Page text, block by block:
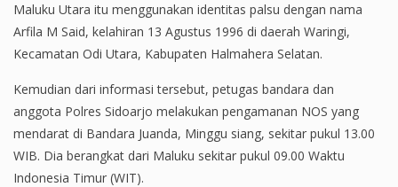
Maluku Utara itu menggunakan identitas palsu dengan nama
Arfila M Said, kelahiran 13 Agustus 1996 di daerah Waringi,
Kecamatan Odi Utara, Kabupaten Halmahera Selatan.
Kemudian dari informasi tersebut, petugas bandara dan
anggota Polres Sidoarjo melakukan pengamanan NOS yang
mendarat di Bandara Juanda, Minggu siang, sekitar pukul 13.00
WIB. Dia berangkat dari Maluku sekitar pukul 09.00 Waktu
Indonesia Timur (WIT).